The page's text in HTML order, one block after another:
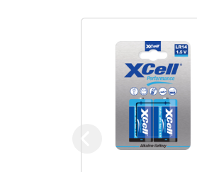
Previous